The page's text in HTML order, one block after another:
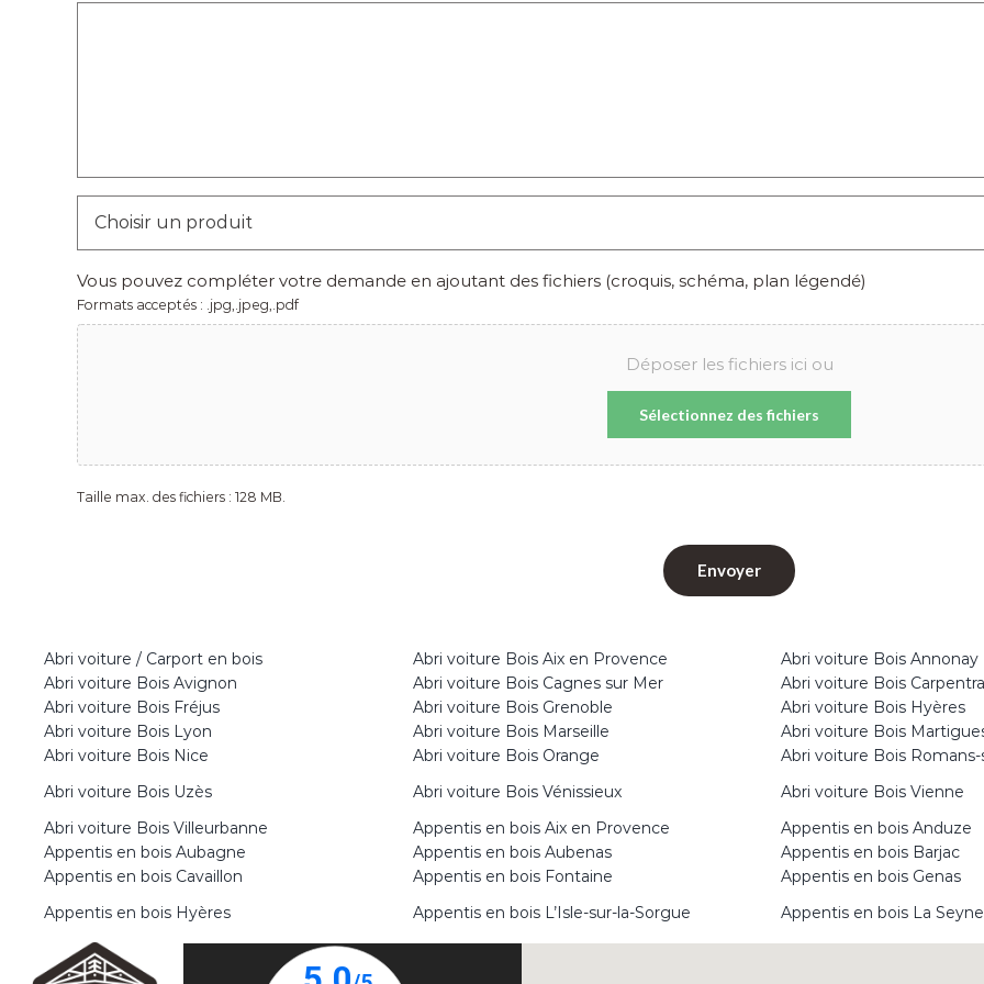
un
produit *
Vous pouvez compléter votre demande en ajoutant des fichiers (croquis, schéma, plan légendé)
Formats acceptés : .jpg,.jpeg,.pdf
Déposer les fichiers ici ou
Sélectionnez des fichiers
Taille max. des fichiers : 128 MB.
Abri voiture / Carport en bois Abri voiture Bois Aix en Provence
Abri voiture Bois Annonay
Abri voiture Bois Avignon
Abri voiture Bois Cagnes sur Mer
Abri voiture Bois
Abri voiture Bois Fréjus
Abri voiture Bois Grenoble
Abri voiture Bois Hyères
Abri voiture Bois Lyon
Abri voiture Bois Marseille
Abri voiture Bois
Abri voiture Bois Nice
Abri voiture Bois Orange
Abri voiture Bois
Abri voiture Bois Uzès
Abri voiture Bois Vénissieux
Abri voiture Bois Vienne
Abri voiture Bois Villeurbanne
Appentis en bois Aix en Provence
Appentis en bois Anduze
Appentis en bois Aubagne
Appentis en bois Aubenas
Appentis en bois Barjac
Appentis en bois Cavaillon
Appentis en bois Fontaine
Appentis en bois Genas
Appentis en bois Hyères
Appentis en bois L’Isle-sur-la-Sorgue
Appentis en bois La
Appentis en bois Meylan
Appentis en bois Montélimar
Appentis en bois Orange
Appentis en bois Saint-Martin-de-